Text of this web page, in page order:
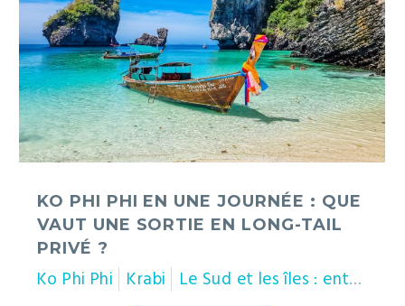
journée
:
que
vaut
une
sortie
en
tail
privé
KO PHI PHI EN UNE JOURNÉE : QUE
VAUT UNE SORTIE EN LONG-TAIL
PRIVÉ ?
Ko Phi Phi Krabi Le Sud et les îles : entre deux mers